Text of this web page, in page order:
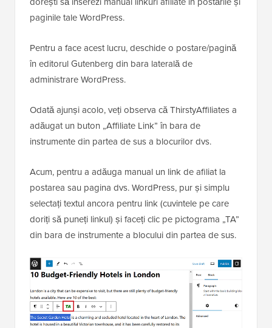
paginile tale WordPress.
Pentru a face acest lucru, deschide o postare/pagină
în editorul Gutenberg din bara laterală de
administrare WordPress.
Odată ajunși acolo, veți observa că ThirstyAffiliates a
adăugat un buton „Affiliate Link” în bara de
instrumente din partea de sus a blocurilor dvs.
Acum, pentru a adăuga manual un link de afiliat la
postarea sau pagina dvs. WordPress, pur și simplu
selectați textul ancora pentru link (cuvintele pe care
doriți să puneți linkul) și faceți clic pe pictograma „TA”
din bara de instrumente a blocului din partea de sus.